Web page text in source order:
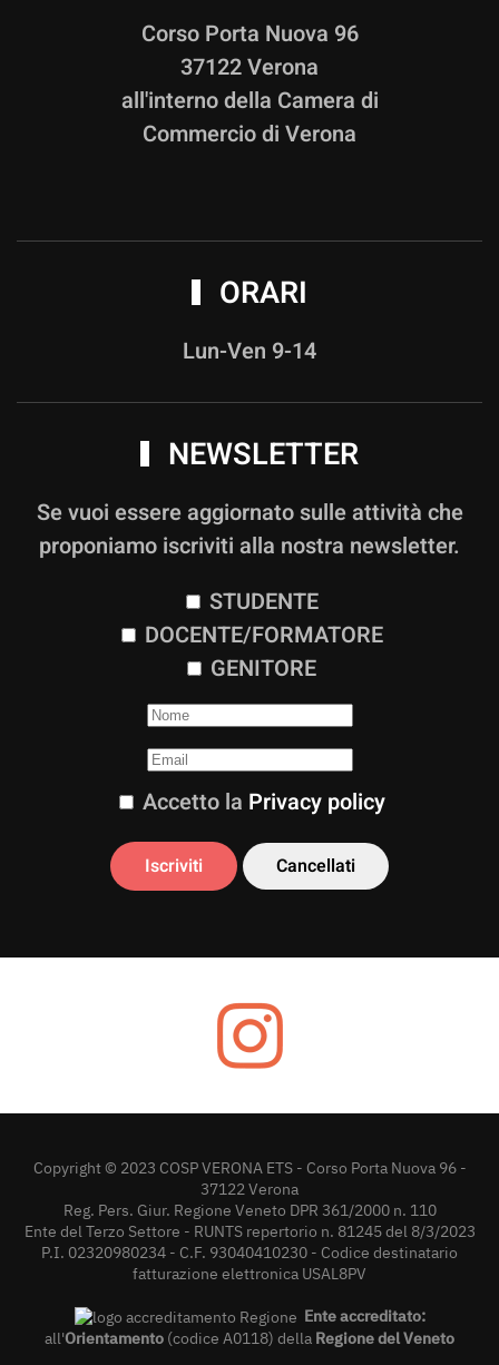
Corso Porta Nuova 96
37122 Verona
all'interno della Camera di
Commercio di Verona
ORARI
Lun-Ven 9-14
NEWSLETTER
Se vuoi essere aggiornato sulle attività che
proponiamo iscriviti alla nostra newsletter.
STUDENTE
DOCENTE/FORMATORE
GENITORE
Accetto la Privacy policy
Copyright © 2023 COSP VERONA ETS - Corso Porta Nuova 96 -
37122 Verona
Reg. Pers. Giur. Regione Veneto DPR 361/2000 n. 110
Ente del Terzo Settore - RUNTS repertorio n. 81245 del 8/3/2023
P.I. 02320980234 - C.F. 93040410230 - Codice destinatario
fatturazione elettronica USAL8PV
Ente accreditato:
all'Orientamento (codice A0118) della Regione del Veneto